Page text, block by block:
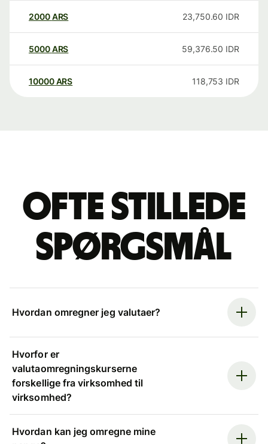
2000ARS 23,750.60 IDR
5000ARS 59,376.50 IDR
10000 ARS 118,753 IDR
Ofte stillede
spørgsmål
Hvordan omregner jeg valutaer?
Hvorfor er
valutaomregningskurserne
forskellige fra virksomhed til
virksomhed?
Hvordan kan jeg omregne mine